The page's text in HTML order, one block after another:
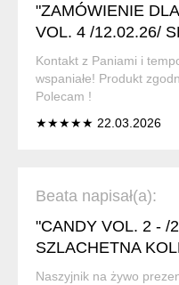
"ZAMÓWIENIE
VOL. 4 /12.02.26/
Kontakt z Paniami i
wspaniałe! Produkt
Polecam !
★★★★★ 22.03.2026
Beata napisał(a):
"CANDY VOL. 2 - /
SZLACHETNA
Naszyjnik na żywo